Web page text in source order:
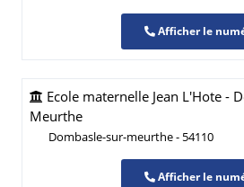
Afficher le
Ecole maternelle Jean L'Hote -
Meurthe
Dombasle-sur-meurthe - 54110
Afficher le